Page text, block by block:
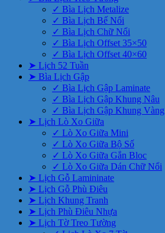
✓ Bìa Lịch Metalize
✓ Bìa Lịch Bế Nổi
✓ Bìa Lịch Chữ Nổi
✓ Bìa Lịch Offset 35×50
✓ Bìa Lịch Offset 40×60
➤ Lịch 52 Tuần
➤ Bìa Lịch Gập
✓ Bìa Lịch Gập Laminate
✓ Bìa Lịch Gập Khung Nâu
✓ Bìa Lịch Gập Khung Vàng
➤ Lịch Lò Xo Giữa
✓ Lò Xo Giữa Mini
✓ Lò Xo Giữa Bộ Số
✓ Lò Xo Giữa Gắn Bloc
✓ Lò Xo Giữa Dán Chữ Nổi
➤ Lịch Gỗ Lamininate
➤ Lịch Gỗ Phù Điêu
➤ Lịch Khung Tranh
➤ Lịch Phù Điêu Nhựa
➤ Lịch Tờ Treo Tường